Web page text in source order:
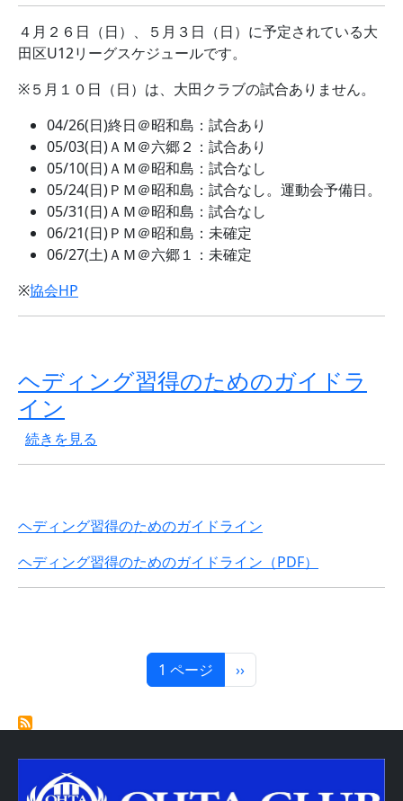
４月２６日（日）、５月３日（日）に予定されている大
田区U12リーグスケジュールです。
※５月１０日（日）は、大田クラブの試合ありません。
04/26(日)終日＠昭和島：試合あり
05/03(日)ＡＭ＠六郷２：試合あり
05/10(日)ＡＭ＠昭和島：試合なし
05/24(日)ＰＭ＠昭和島：試合なし。運動会予備日。
05/31(日)ＡＭ＠昭和島：試合なし
06/21(日)ＰＭ＠昭和島：未確定
06/27(土)ＡＭ＠六郷１：未確定
※協会HP
ヘディング習得のためのガイドラ
イン
ヘディング習得のためのガイドライン の
続きを見る
ヘディング習得のためのガイドライン
ヘディング習得のためのガイドライン（PDF）
1 ページ 次ページ
››